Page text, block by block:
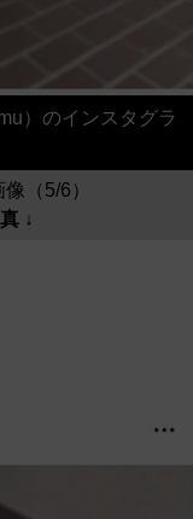
）のインスタグラ
（5/6）
↓